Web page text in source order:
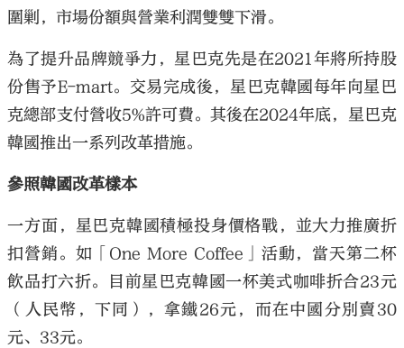
圍剿，市場份額與營業利潤雙雙下滑。
為了提升品牌競爭力，星巴克先是在2021年將所持股
份售予E-mart。交易完成後，星巴克韓國每年向星巴
克總部支付營收5%許可費。其後在2024年底，星巴克
韓國推出一系列改革措施。
參照韓國改革樣本
一方面，星巴克韓國積極投身價格戰，並大力推廣折
扣營銷。如「One More Coffee」活動，當天第二杯
飲品打六折。目前星巴克韓國一杯美式咖啡折合23元
（人民幣，下同），拿鐵26元，而在中國分別賣30
元、33元。